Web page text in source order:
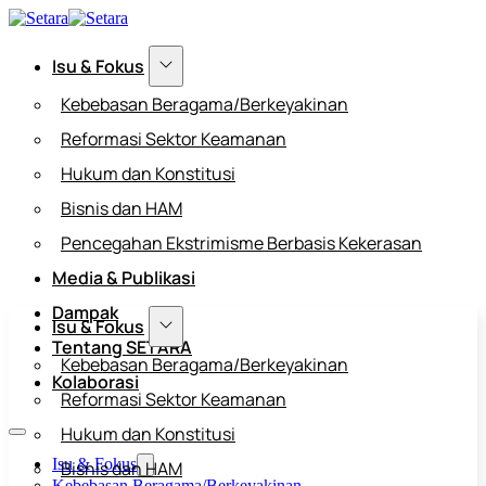
Isu & Fokus
Kebebasan Beragama/Berkeyakinan
Reformasi Sektor Keamanan
Hukum dan Konstitusi
Bisnis dan HAM
Pencegahan Ekstrimisme Berbasis Kekerasan
Media & Publikasi
Dampak
Tentang SETARA
Kolaborasi
Isu & Fokus
Isu & Fokus
Kebebasan Beragama/Berkeyakinan
Reformasi Sektor Keamanan
Hukum dan Konstitusi
Bisnis dan HAM